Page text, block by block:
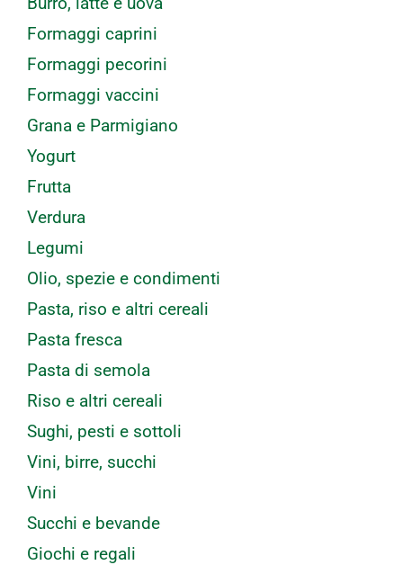
Formaggi caprini
Formaggi pecorini
Formaggi vaccini
Grana e Parmigiano
Yogurt
Frutta
Verdura
Legumi
Olio, spezie e condimenti
Pasta, riso e altri cereali
Pasta fresca
Pasta di semola
Riso e altri cereali
Sughi, pesti e sottoli
Vini, birre, succhi
Vini
Succhi e bevande
Giochi e regali